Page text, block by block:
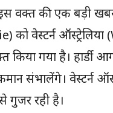
इस वक्त की एक बड़ी
को वेस्टर्न
किया गया है। हार्डी
संभालेंगे। वेस्टर्न
गुजर रही है।